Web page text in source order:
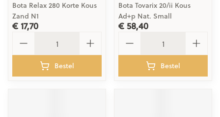
Bota Relax 280 Korte Kous
Zand N1
€ 17,70
Bestel
Bota Tovarix 20/ii Kous
Ad+p Nat. Small
€ 58,40
Bestel